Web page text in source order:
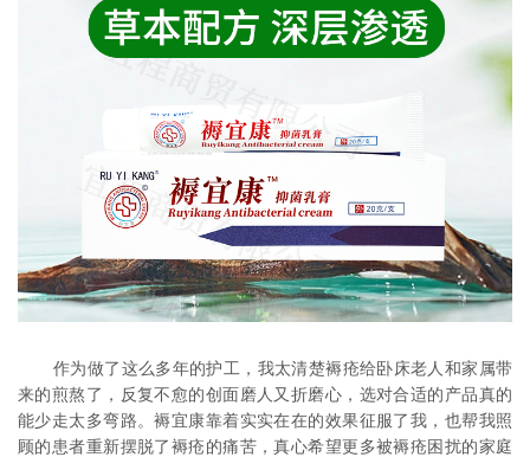
作为做了这么多年的护工，我太清楚褥疮给卧床老人和家属带
来的煎熬了，反复不愈的创面磨人又折磨心，选对合适的产品真的
能少走太多弯路。褥宜康靠着实实在在的效果征服了我，也帮我照
顾的患者重新摆脱了褥疮的痛苦，真心希望更多被褥疮困扰的家庭